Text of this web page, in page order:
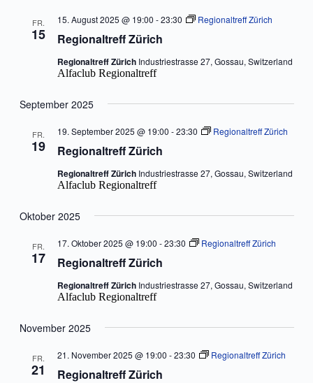
FR.
15 Regionaltreff Zürich
15. August 2025 @ 19:00 -23:30 Regionaltreff Zürich
Regionaltreff Zürich Industriestrasse 27, Gossau, Switzerland
Alfaclub Regionaltreff
September 2025
FR.
19 Regionaltreff Zürich
19. September 2025 @ 19:00 -23:30 Regionaltreff Zürich
Regionaltreff Zürich Industriestrasse 27, Gossau, Switzerland
Alfaclub Regionaltreff
Oktober 2025
FR.
17 Regionaltreff Zürich
17. Oktober 2025 @ 19:00 -23:30 Regionaltreff Zürich
Regionaltreff Zürich Industriestrasse 27, Gossau, Switzerland
Alfaclub Regionaltreff
November 2025
FR.
21 Regionaltreff Zürich
21. November 2025 @ 19:00 -23:30 Regionaltreff Zürich